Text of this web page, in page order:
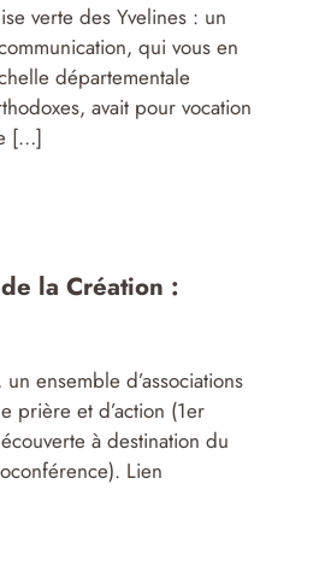
verte des Yvelines : un
qui vous en
départementale
avait pour vocation
[…]
la Création :
ensemble d’associations
prière et d’action (1er
à destination du
Lien